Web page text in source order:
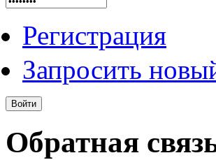
Регистрация
Запросить
Обратная